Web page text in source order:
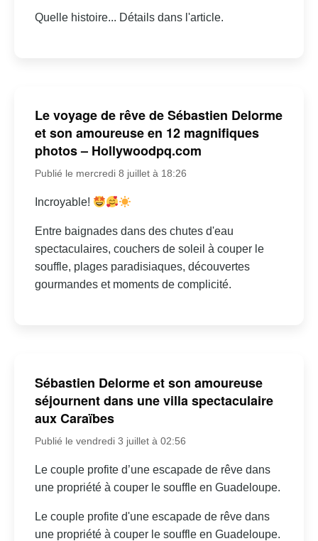
Quelle histoire... Détails dans l'article.
Le voyage de rêve de Sébastien Delorme
et son amoureuse en 12 magnifiques
photos – Hollywoodpq.com
Publié le mercredi 8 juillet à 18:26
Incroyable!
Entre baignades dans des chutes d'eau
spectaculaires, couchers de soleil à couper le
souffle, plages paradisiaques, découvertes
gourmandes et moments de complicité.
Sébastien Delorme et son amoureuse
séjournent dans une villa spectaculaire
aux Caraïbes
Publié le vendredi 3 juillet à 02:56
Le couple profite d’une escapade de rêve dans
une propriété à couper le souffle en Guadeloupe.
Le couple profite d'une escapade de rêve dans
une propriété à couper le souffle en Guadeloupe.